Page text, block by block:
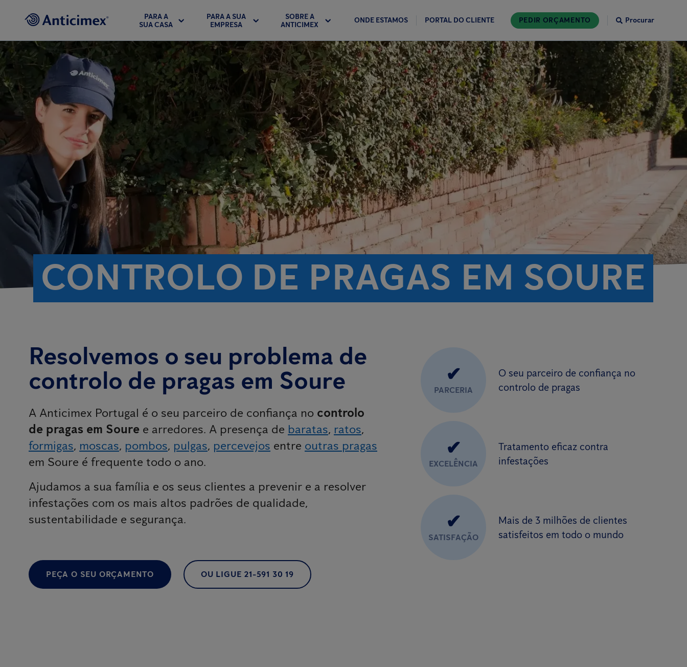
PARA A
SUA CASA
PARA A SUA
EMPRESA
SOBRE A
ANTICIMEX
ONDE ESTAMOS PORTAL DO CLIENTE PEDIR ORÇAMENTO Procurar
CONTROLO DE PRAGAS EM SOURE
Resolvemos o seu problema de
controlo de pragas em Soure
A Anticimex Portugal é o seu parceiro de confiança no controlo
de pragas em Soure e arredores. A presença de baratas, ratos,
formigas, moscas, pombos, pulgas, percevejos entre outras pragas
em Soure é frequente todo o ano.
Ajudamos a sua família e os seus clientes a prevenir e a resolver
infestações com os mais altos padrões de qualidade,
sustentabilidade e segurança.
PEÇA O SEU ORÇAMENTO OU LIGUE 21-591 30 19
✔
PARCERIA
O seu parceiro de confiança no
controlo de pragas
✔
EXCELÊNCIA
Tratamento eficaz contra
infestações
✔
SATISFAÇÃO
Mais de 3 milhões de clientes
satisfeitos em todo o mundo